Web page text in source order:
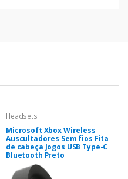
Headsets
Microsoft Xbox Wireless
Auscultadores Sem fios Fita
de cabeça Jogos USB Type-C
Bluetooth Preto